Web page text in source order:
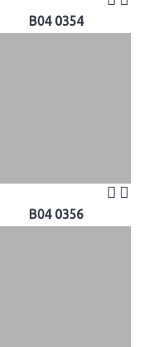
B04 0354
B04 0356